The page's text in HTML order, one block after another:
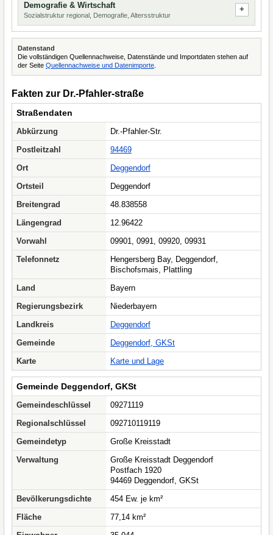
Demografie & Wirtschaft
Sozialstruktur regional, Demografie, Altersstruktur
Datenstand
Die vollständigen Quellennachweise, Datenstände und Importdaten stehen auf
der Seite Quellennachweise und Datenimporte
Fakten zur Dr.-Pfahler-straße
Straßendaten
Abkürzung
Dr.-Pfahler-Str.
Postleitzahl
94469
Ort
Deggendorf
Ortsteil
Deggendorf
Breitengrad
48.838558
Längengrad
12.96422
Vorwahl
09901, 0991, 09920, 09931
Telefonnetz
Hengersberg Bay, Deggendorf,
Bischofsmais, Plattling
Land
Bayern
Regierungsbezirk
Niederbayern
Landkreis
Deggendorf
Gemeinde
Deggendorf, GKSt
Karte
Karte und Lage
Gemeinde Deggendorf, GKSt
Gemeindeschlüssel
09271119
Regionalschlüssel
092710119119
Gemeindetyp
Große Kreisstadt
Verwaltung
Große Kreisstadt Deggendorf
Postfach 1920
94469 Deggendorf, GKSt
Bevölkerungsdichte
454 Ew. je km²
Fläche
77,14 km²